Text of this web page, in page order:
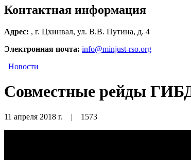
Контактная информация
Адрес: , г. Цхинвал, ул. В.В. Путина, д. 4
Электронная почта: info@minjust-rso.org
Новости
Совместные рейды
11 апреля 2018 г. | 1573